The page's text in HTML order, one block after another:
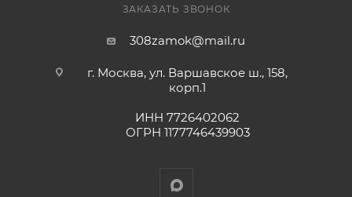
ЗАКАЗАТЬ ЗВОНОК
308zamok@mail.ru
г. Москва, ул. Варшавское ш., 158,
корп.1
ИНН 7726402062
ОГРН 1177746439903